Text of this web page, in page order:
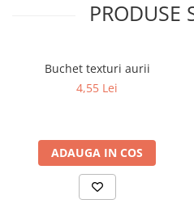
PRODUSE
Buchet texturi aurii
4,55 Lei
ADAUGA IN COS